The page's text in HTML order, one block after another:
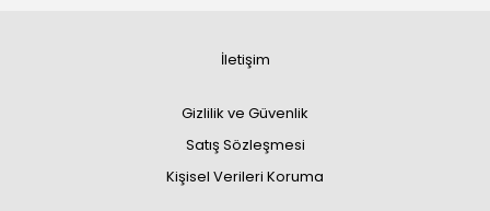
İletişim
Gizlilik ve Güvenlik
Satış Sözleşmesi
Kişisel Verileri Koruma